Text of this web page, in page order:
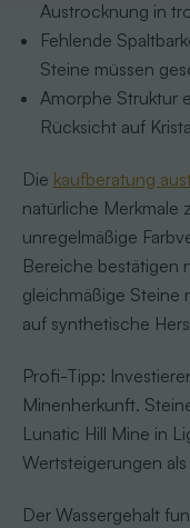
Austrocknung in
Fehlende
Steine müssen
Amorphe Struktur
Rücksicht auf
Die kaufberatung
natürliche Merkmale
unregelmäßige
Bereiche bestätigen
gleichmäßige Steine
auf synthetische
Profi-Tipp:
Minenherkunft.
Lunatic Hill Mine in
Wertsteigerungen
Der Wassergehalt